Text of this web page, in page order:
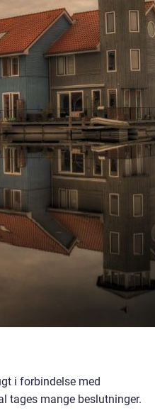
i forbindelse med
tages mange beslutninger.